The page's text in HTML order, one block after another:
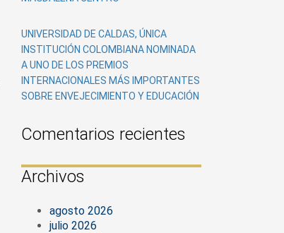
UNIVERSIDAD DE CALDAS, ÚNICA
INSTITUCIÓN COLOMBIANA NOMINADA
A UNO DE LOS PREMIOS
INTERNACIONALES MÁS IMPORTANTES
SOBRE ENVEJECIMIENTO Y EDUCACIÓN
Comentarios recientes
Archivos
agosto 2026
julio 2026